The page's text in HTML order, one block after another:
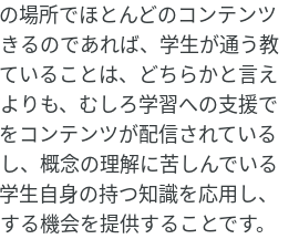
場所でほとんどのコンテンツ
るのであれば、学生が通う教
いることは、どちらかと言え
りも、むしろ学習への支援で
コンテンツが配信されている
、概念の理解に苦しんでいる
生自身の持つ知識を応用し、
る機会を提供することです。